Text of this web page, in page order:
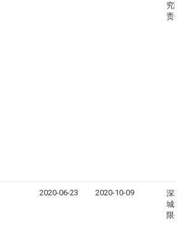
究院
责任
2020-06-23 2020-10-09
深圳
城科
限公